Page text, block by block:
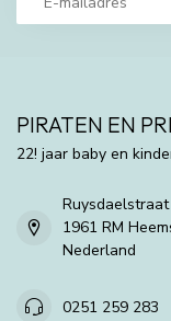
PIRATEN EN
22! jaar baby en
1961 RM
Nederland
0251 259 283